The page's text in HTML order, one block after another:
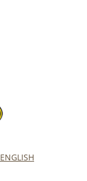
ENGLISH